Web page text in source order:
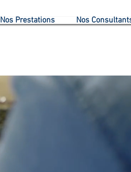
Nos Prestations Nos